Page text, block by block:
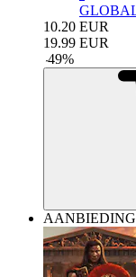
10.20 EUR
19.99 EUR
-49%